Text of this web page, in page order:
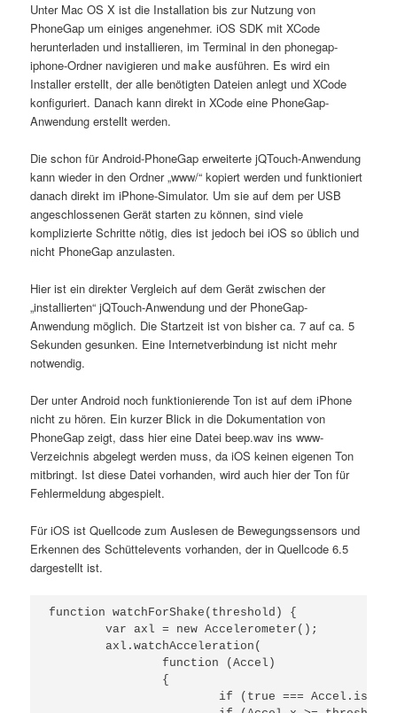
Unter Mac OS X ist die Installation bis zur Nutzung von
PhoneGap um einiges angenehmer. iOS SDK mit XCode
herunterladen und installieren, im Terminal in den phonegap-
iphone-Ordner navigieren undmake ausführen. Es wird ein
Installer erstellt, der alle benötigten Dateien anlegt und XCode
konfiguriert. Danach kann direkt in XCode eine PhoneGap-
Anwendung erstellt werden.
Die schon für Android-PhoneGap erweiterte jQTouch-Anwendung
kann wieder in den Ordner „www/“ kopiert werden und funktioniert
danach direkt im iPhone-Simulator. Um sie auf dem per USB
angeschlossenen Gerät starten zu können, sind viele
komplizierte Schritte nötig, dies ist jedoch bei iOS so üblich und
nicht PhoneGap anzulasten.
Hier ist ein direkter Vergleich auf dem Gerät zwischen der
„installierten“ jQTouch-Anwendung und der PhoneGap-
Anwendung möglich. Die Startzeit ist von bisher ca. 7 auf ca. 5
Sekunden gesunken. Eine Internetverbindung ist nicht mehr
notwendig.
Der unter Android noch funktionierende Ton ist auf dem iPhone
nicht zu hören. Ein kurzer Blick in die Dokumentation von
PhoneGap zeigt, dass hier eine Datei beep.wav ins www-
Verzeichnis abgelegt werden muss, da iOS keinen eigenen Ton
mitbringt. Ist diese Datei vorhanden, wird auch hier der Ton für
Fehlermeldung abgespielt.
Für iOS ist Quellcode zum Auslesen de Bewegungssensors und
Erkennen des Schüttelevents vorhanden, der in Quellcode 6.5
dargestellt ist.
function watchForShake(threshold) {
	var axl = new Accelerometer();